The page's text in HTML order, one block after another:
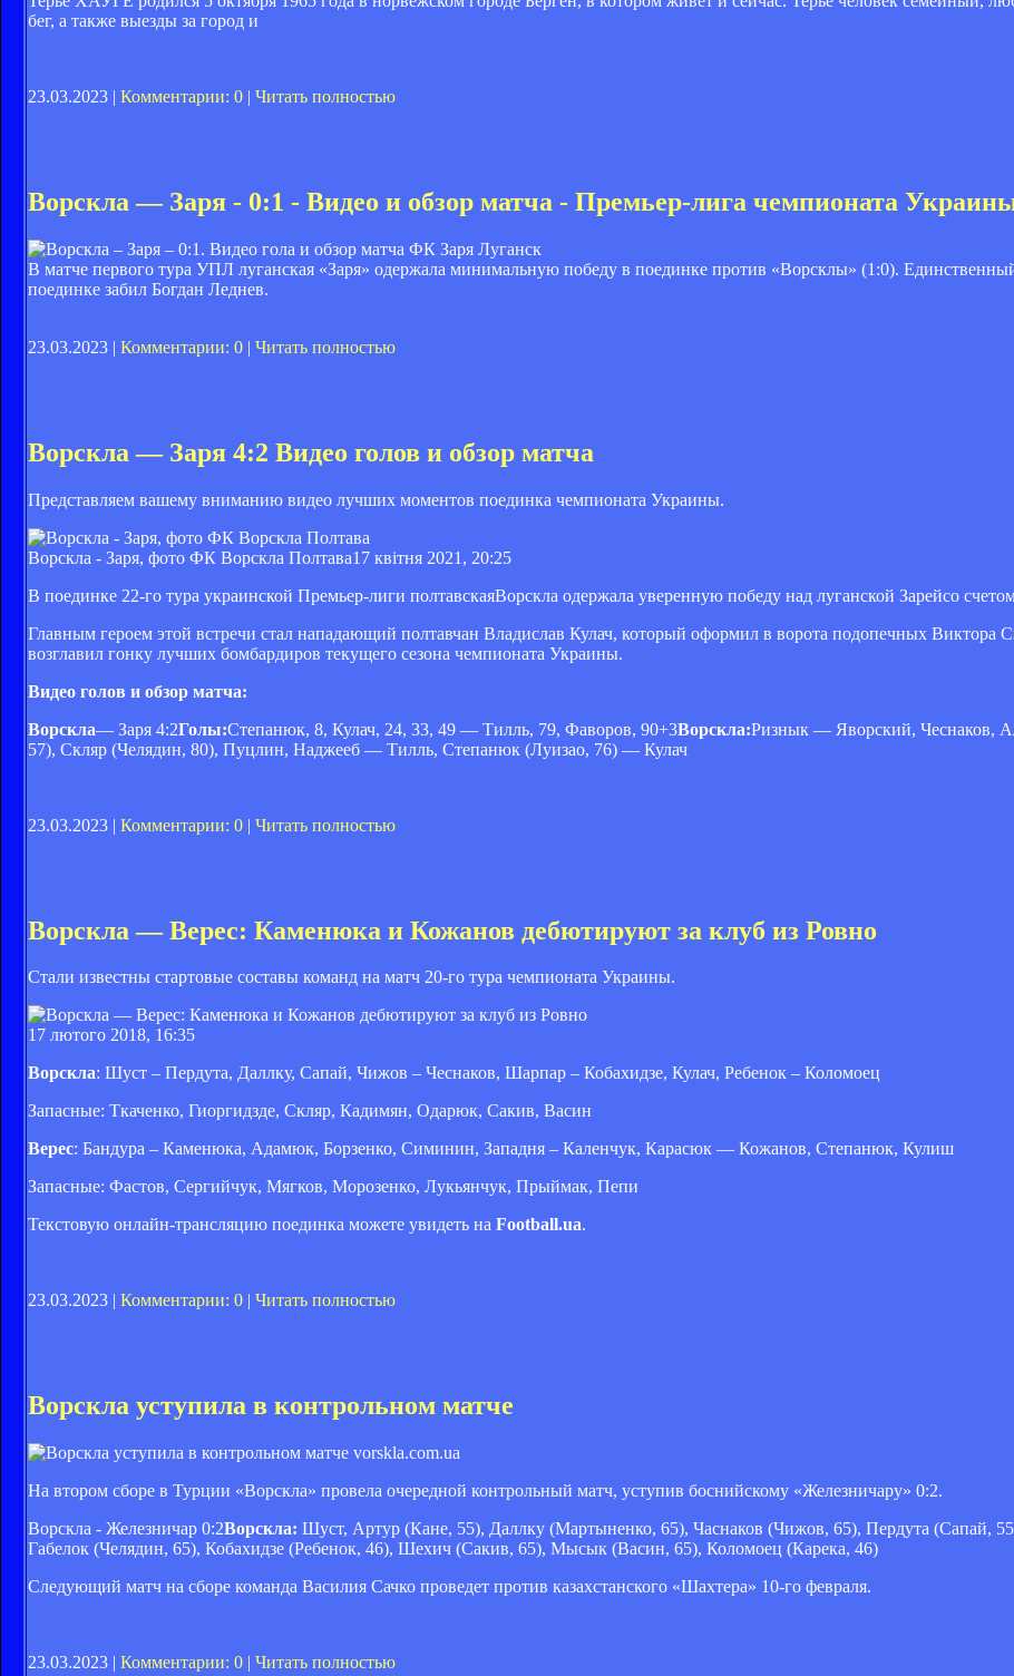
бег, а также выезды за город и
23.03.2023 | Комментарии: 0 | Читать полностью
Ворскла — Заря - 0:1 - Видео и обзор матча - Премьер-лига чемпионата
ФК Заря Луганск
В матче первого тура УПЛ луганская «Заря» одержала минимальную победу в поединке против «Ворсклы» (1:0).
поединке забил Богдан Леднев.
23.03.2023 | Комментарии: 0 | Читать полностью
Ворскла — Заря 4:2 Видео голов и обзор матча
Представляем вашему вниманию видео лучших моментов поединка чемпионата Украины.
Ворскла - Заря, фото ФК Ворскла Полтава17 квітня 2021, 20:25
В поединке 22-го тура украинской Премьер-лиги полтавскаяВорскла одержала уверенную победу над луганской Зарейсо
Главным героем этой встречи стал нападающий полтавчан Владислав Кулач, который оформил в ворота подопечных Виктора
возглавил гонку лучших бомбардиров текущего сезона чемпионата Украины.
Видео голов и обзор матча:
Ворскла— Заря 4:2Голы:Степанюк, 8, Кулач, 24, 33, 49 — Тилль, 79, Фаворов, 90+3Ворскла:Ризнык — Яворский, Чеснаков,
57), Скляр (Челядин, 80), Пуцлин, Наджееб — Тилль, Степанюк (Луизао, 76) — Кулач
23.03.2023 | Комментарии: 0 | Читать полностью
Ворскла — Верес: Каменюка и Кожанов дебютируют за клуб из Ровно
Стали известны стартовые составы команд на матч 20-го тура чемпионата Украины.
17 лютого 2018, 16:35
Ворскла: Шуст – Пердута, Даллку, Сапай, Чижов – Чеснаков, Шарпар – Кобахидзе, Кулач, Ребенок – Коломоец
Запасные: Ткаченко, Гиоргидзде, Скляр, Кадимян, Одарюк, Сакив, Васин
Верес: Бандура – Каменюка, Адамюк, Борзенко, Симинин, Западня – Каленчук, Карасюк — Кожанов, Степанюк, Кулиш
Запасные: Фастов, Сергийчук, Мягков, Морозенко, Лукьянчук, Прыймак, Пепи
Текстовую онлайн-трансляцию поединка можете увидеть на Football.ua.
23.03.2023 | Комментарии: 0 Читать полностью
Ворскла уступила в контрольном матче
vorskla.com.ua
На втором сборе в Турции «Ворскла» провела очередной контрольный матч, уступив боснийскому «Железничару» 0:2.
Ворскла - Железничар 0:2Ворскла: Шуст, Артур (Кане, 55), Даллку (Мартыненко, 65), Часнаков (Чижов, 65), Пердута (Сапай,
Габелок (Челядин, 65), Кобахидзе (Ребенок, 46), Шехич (Сакив, 65), Мысык (Васин, 65), Коломоец (Карека, 46)
Следующий матч на сборе команда Василия Сачко проведет против казахстанского «Шахтера» 10-го февраля.
23.03.2023 | Комментарии: 0 | Читать полностью